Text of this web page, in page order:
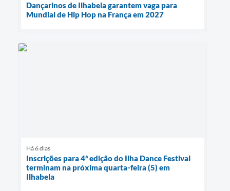
Dançarinos de Ilhabela garantem vaga para
Mundial de Hip Hop na França em 2027
Há 6 dias
Inscrições para 4ª edição do Ilha Dance Festival
terminam na próxima quarta-feira (5) em
Ilhabela